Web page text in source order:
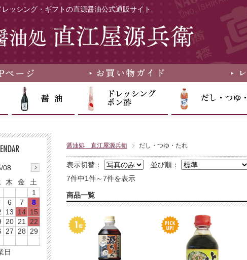
ッシング・ギフトの直源醤油公式通販サイト
醤油処 直江屋源兵衛 だし・つゆ・たれ
表示切替：
並び順：
7件中1件～7件を表示
商品一覧
08
木 金
土
1
6 7
8
13 14 15
20 21
22
27 28
29
日